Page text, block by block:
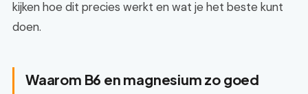
kijken hoe dit precies werkt en wat je het beste kunt
doen.
Waarom B6 en magnesium zo goed